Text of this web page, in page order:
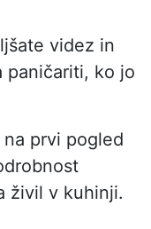
videz in
paničariti, ko jo
prvi pogled
živil v kuhinji.